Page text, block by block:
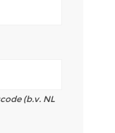
(b.v. NL